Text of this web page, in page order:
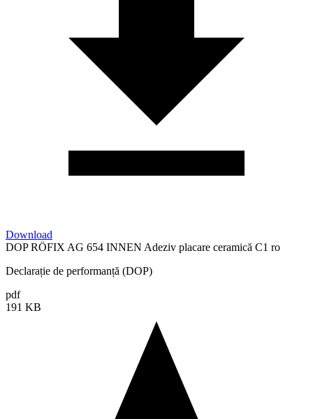
Download
DOP RÖFIX AG 654 INNEN Adeziv placare ceramică C1 ro
Declarație de performanță (DOP)
pdf
191 KB